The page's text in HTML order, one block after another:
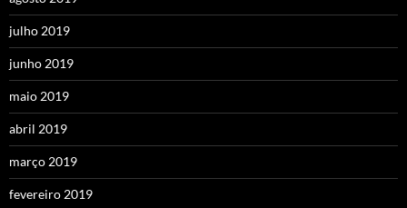
julho 2019
junho 2019
maio 2019
abril 2019
março 2019
fevereiro 2019